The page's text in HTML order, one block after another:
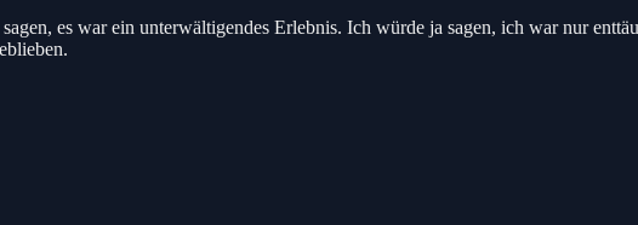
es war ein unterwältigendes Erlebnis. Ich würde ja sagen, ich war nur